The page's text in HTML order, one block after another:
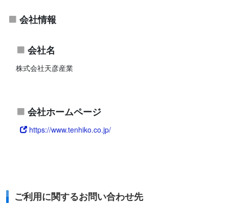
会社情報
会社名
株式会社天彦産業
会社ホームページ
https://www.tenhiko.co.jp/
ご利用に関するお問い合わせ先